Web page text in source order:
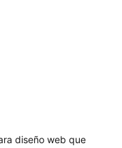
diseño web que